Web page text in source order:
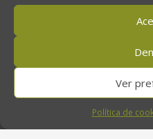
Ver
Política de